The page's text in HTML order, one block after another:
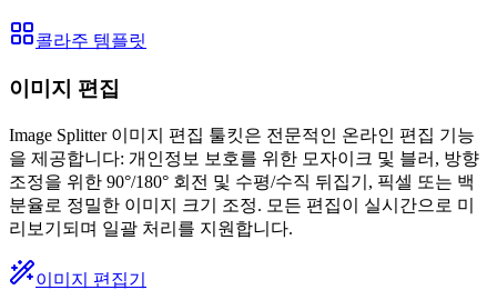
콜라주 템플릿
이미지 편집
Image Splitter 이미지 편집 툴킷은 전문적인 온라인 편집 기능
을 제공합니다: 개인정보 보호를 위한 모자이크 및 블러, 방향
조정을 위한 90°/180° 회전 및 수평/수직 뒤집기, 픽셀 또는 백
분율로 정밀한 이미지 크기 조정. 모든 편집이 실시간으로 미
리보기되며 일괄 처리를 지원합니다.
이미지 편집기